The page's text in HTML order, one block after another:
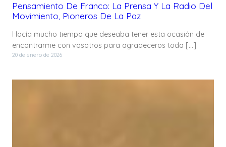
Pensamiento De Franco: La Prensa Y La Radio Del
Movimiento, Pioneros De La Paz
Hacía mucho tiempo que deseaba tener esta ocasión de
encontrarme con vosotros para agradeceros toda […]
20 de enero de 2026